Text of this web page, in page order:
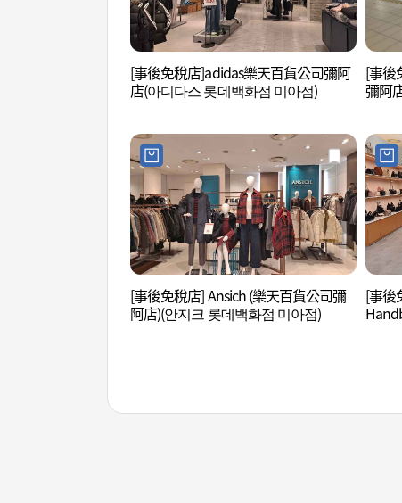
[事後免稅店]adidas樂天百貨公司彌阿
店(아디다스 롯데백화점 미아점)
[事後
彌阿
[事後免稅店] Ansich (樂天百貨公司彌
阿店)(안지크 롯데백화점 미아점)
[事後